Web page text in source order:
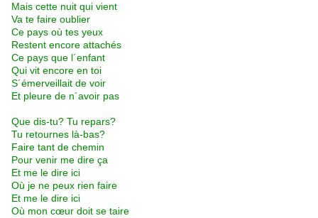
Mais cette nuit qui vient
Va te faire oublier
Ce pays où tes yeux
Restent encore attachés
Ce pays que l´enfant
Qui vit encore en toi
S´émerveillait de voir
Et pleure de n´avoir pas
Que dis-tu? Tu repars?
Tu retournes là-bas?
Faire tant de chemin
Pour venir me dire ça
Et me le dire ici
Où je ne peux rien faire
Et me le dire ici
Où mon cœur doit se taire